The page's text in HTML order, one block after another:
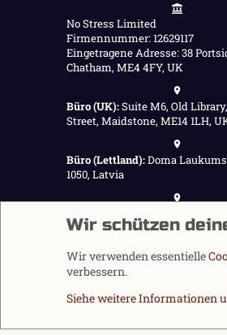
No Stress Limited
Firmennummer: 12629117
Eingetragene Adresse: 38
Chatham, ME4 4FY, UK
Büro (UK):Suite M6, Old
Street, Maidstone, ME14 1LH,
Büro (Lettland):Doma Laukums
1050, Latvia
Wir schützen
Wir verwenden essentielle
verbessern.
Siehe weitere Informationen